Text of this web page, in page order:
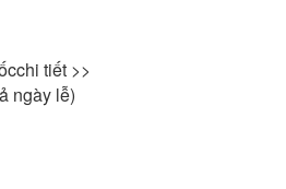
chi tiết >>
ngày lễ)